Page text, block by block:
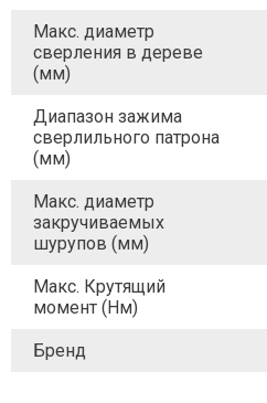
Макс. диаметр
сверления в дереве
(мм)
Диапазон зажима
сверлильного патрона
(мм)
Макс. диаметр
закручиваемых
шурупов (мм)
Макс. Крутящий
момент (Нм)
Бренд